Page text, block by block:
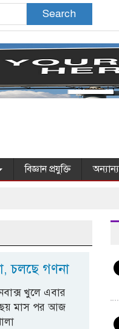
Search
বিজ্ঞান প্রযুক্তি অন্যান্য
চলছে গণনা
খুলে এবার
ছয় মাস পর আজ